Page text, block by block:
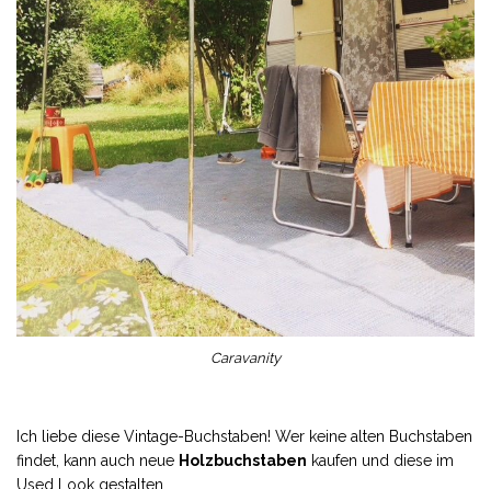
Caravanity
Ich liebe diese Vintage-Buchstaben! Wer keine alten Buchstaben
findet, kann auch neue Holzbuchstaben kaufen und diese im
Used Look gestalten.